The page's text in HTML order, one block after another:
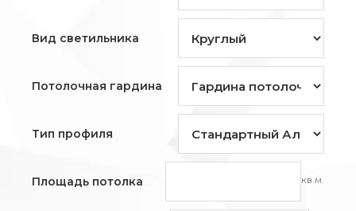
Вид светильника
Потолочная гардина
Тип профиля
Площадь потолка кв.м.